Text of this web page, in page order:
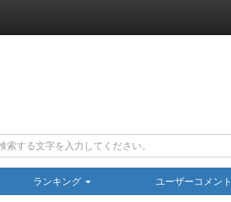
ランキング ユーザーコメント